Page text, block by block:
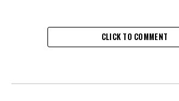
CLICK TO COMMENT